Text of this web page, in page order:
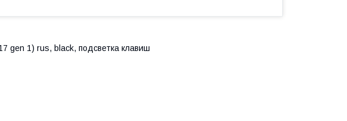
gen 1) rus, black, подсветка клавиш